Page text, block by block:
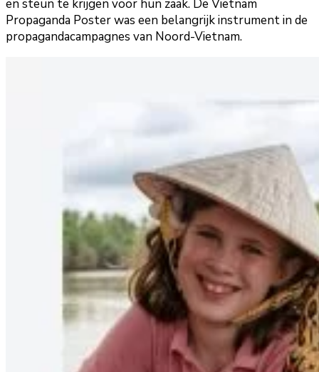
en steun te krijgen voor hun zaak. De Vietnam
Propaganda Poster was een belangrijk instrument in de
propagandacampagnes van Noord-Vietnam.